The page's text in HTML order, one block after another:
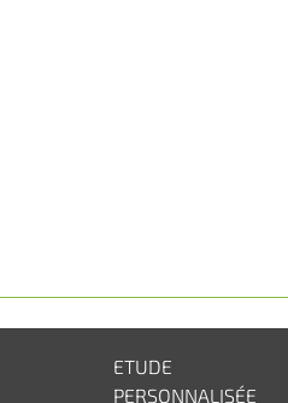
ETUDE
PERSONNALISÉE